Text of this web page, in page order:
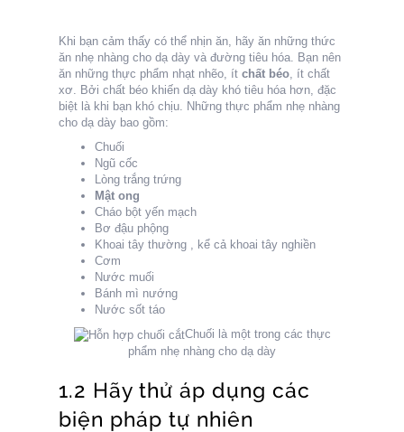
Khi bạn cảm thấy có thể nhịn ăn, hãy ăn những thức
ăn nhẹ nhàng cho dạ dày và đường tiêu hóa. Bạn nên
ăn những thực phẩm nhạt nhẽo, ít chất béo, ít chất
xơ. Bởi chất béo khiến dạ dày khó tiêu hóa hơn, đặc
biệt là khi bạn khó chịu. Những thực phẩm nhẹ nhàng
cho dạ dày bao gồm:
Chuối
Ngũ cốc
Lòng trắng trứng
Mật ong
Cháo bột yến mạch
Bơ đậu phộng
Khoai tây thường , kể cả khoai tây nghiền
Cơm
Nước muối
Bánh mì nướng
Nước sốt táo
Chuối là một trong các thực
phẩm nhẹ nhàng cho dạ dày
1.2 Hãy thử áp dụng các
biện pháp tự nhiên